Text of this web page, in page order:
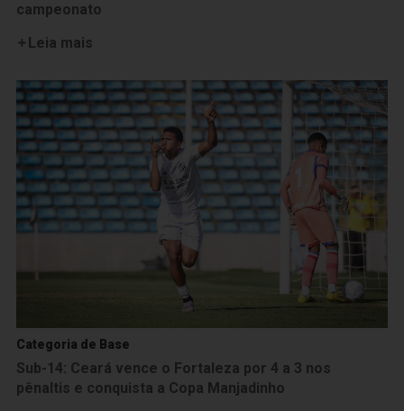
campeonato
Leia mais
Categoria de Base
Sub-14: Ceará vence o Fortaleza por 4 a 3 nos
pênaltis e conquista a Copa Manjadinho